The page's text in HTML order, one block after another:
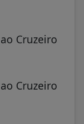
Cruzeiro
Cruzeiro